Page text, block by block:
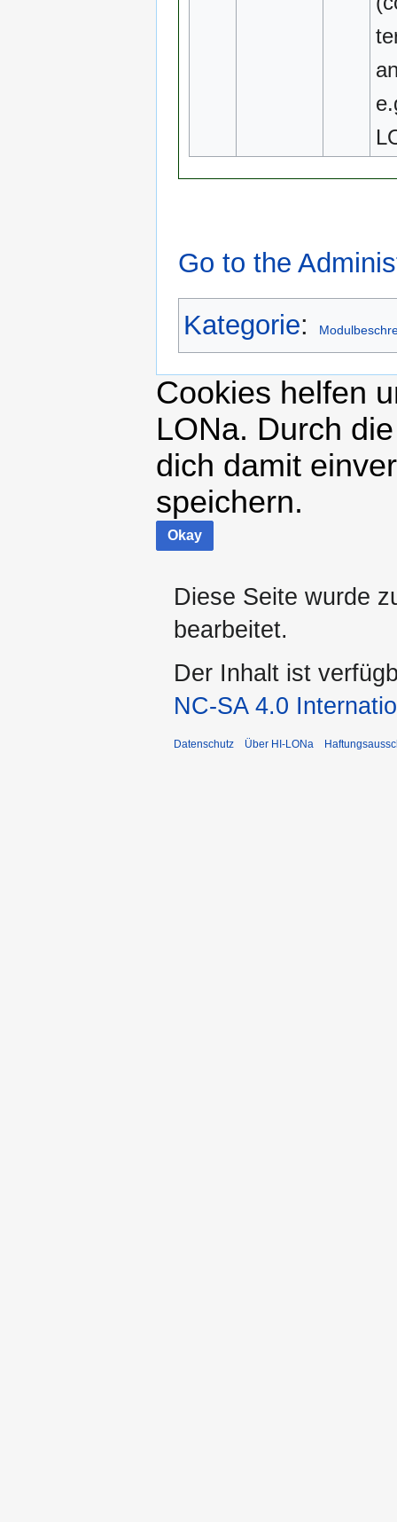
Go to the
Kategorie:
Cookies helfen
LONa. Durch
dich damit
speichern.
Okay
Diese Seite wurde
bearbeitet.
Der Inhalt ist
NC-SA 4.0
Datenschutz Über HI-LONa